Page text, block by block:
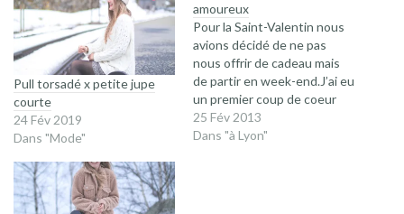
Pull torsadé x petite jupe
courte
24 Fév 2019
Dans "Mode"
amoureux
Pour la Saint-Valentin nous
avions décidé de ne pas
nous offrir de cadeau mais
de partir en week-end.J’ai eu
un premier coup de coeur
pour Lyon lorsque j’avais
rendu visite à une amie il y a
25 Fév 2013
Dans "à Lyon"